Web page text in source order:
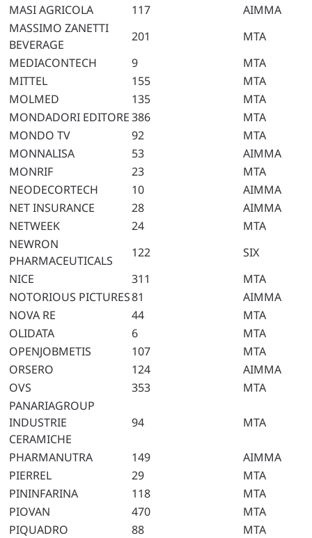
MASI AGRICOLA
117
AIMMA
MASSIMO ZANETTI
BEVERAGE
201
MTA
MEDIACONTECH
9
MTA
MITTEL
155
MTA
MOLMED
135
MTA
MONDADORI EDITORE386
MTA
MONDO TV
92
MTA
MONNALISA
53
AIMMA
MONRIF
23
MTA
NEODECORTECH
10
AIMMA
NET INSURANCE
28
AIMMA
NETWEEK
24
MTA
NEWRON
PHARMACEUTICALS
122
SIX
NICE
311
MTA
NOTORIOUS PICTURES81
AIMMA
NOVA RE
44
MTA
OLIDATA
6
MTA
OPENJOBMETIS
107
MTA
ORSERO
124
AIMMA
OVS
353
MTA
PANARIAGROUP
INDUSTRIE
CERAMICHE
94 MTA
PHARMANUTRA 149
AIMMA
PIERREL
29
MTA
PININFARINA
118
MTA
PIOVAN
470
MTA
PIQUADRO
88
MTA